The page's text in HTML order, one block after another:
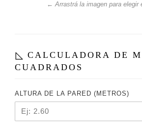
← Arrastrá la imagen para elegir
CALCULADORA DE
CUADRADOS
ALTURA DE LA PARED (METROS)